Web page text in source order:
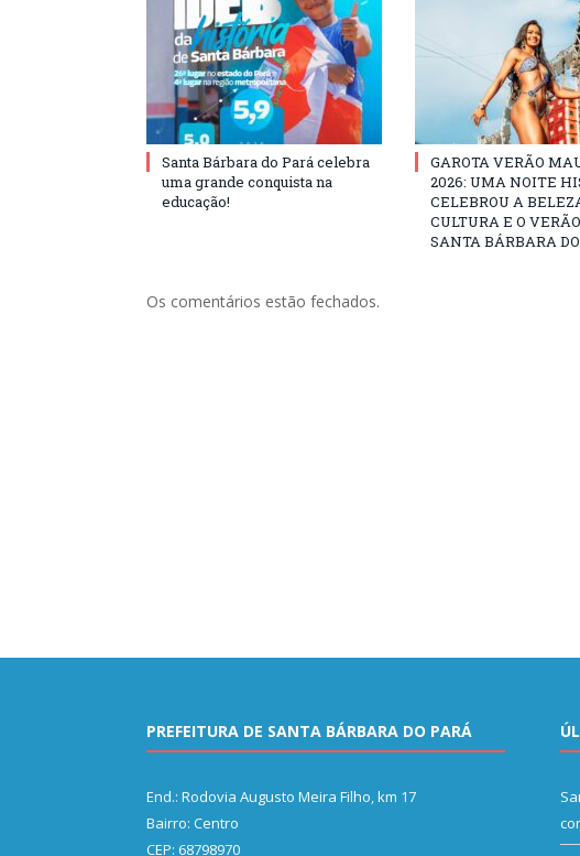
Santa Bárbara do Pará celebra
uma grande conquista na
educação!
GAROTA VERÃO
2026: UMA NOITE
CELEBROU A
CULTURA E O
SANTA BÁRBARA
Os comentários estão fechados.
PREFEITURA DE SANTA BÁRBARA DO PARÁ
End.: Rodovia Augusto Meira Filho, km 17
Bairro: Centro
CEP: 68798970